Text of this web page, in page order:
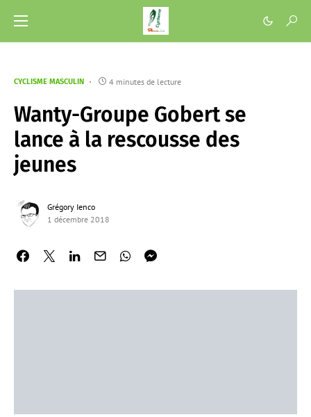
CYCLISME MASCULIN 4 minutes de lecture
Wanty-Groupe Gobert se
lance à la rescousse des
jeunes
Grégory Ienco
1 décembre 2018